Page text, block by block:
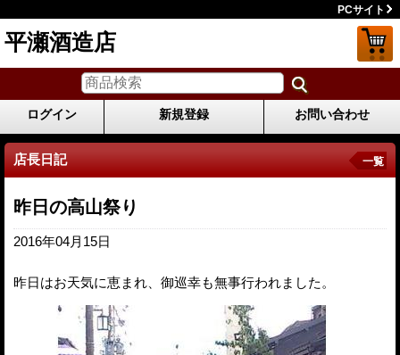
PCサイト
平瀬酒造店
ログイン 新規登録 お問い合わせ
店長日記 一覧
昨日の高山祭り
2016年04月15日
昨日はお天気に恵まれ、御巡幸も無事行われました。